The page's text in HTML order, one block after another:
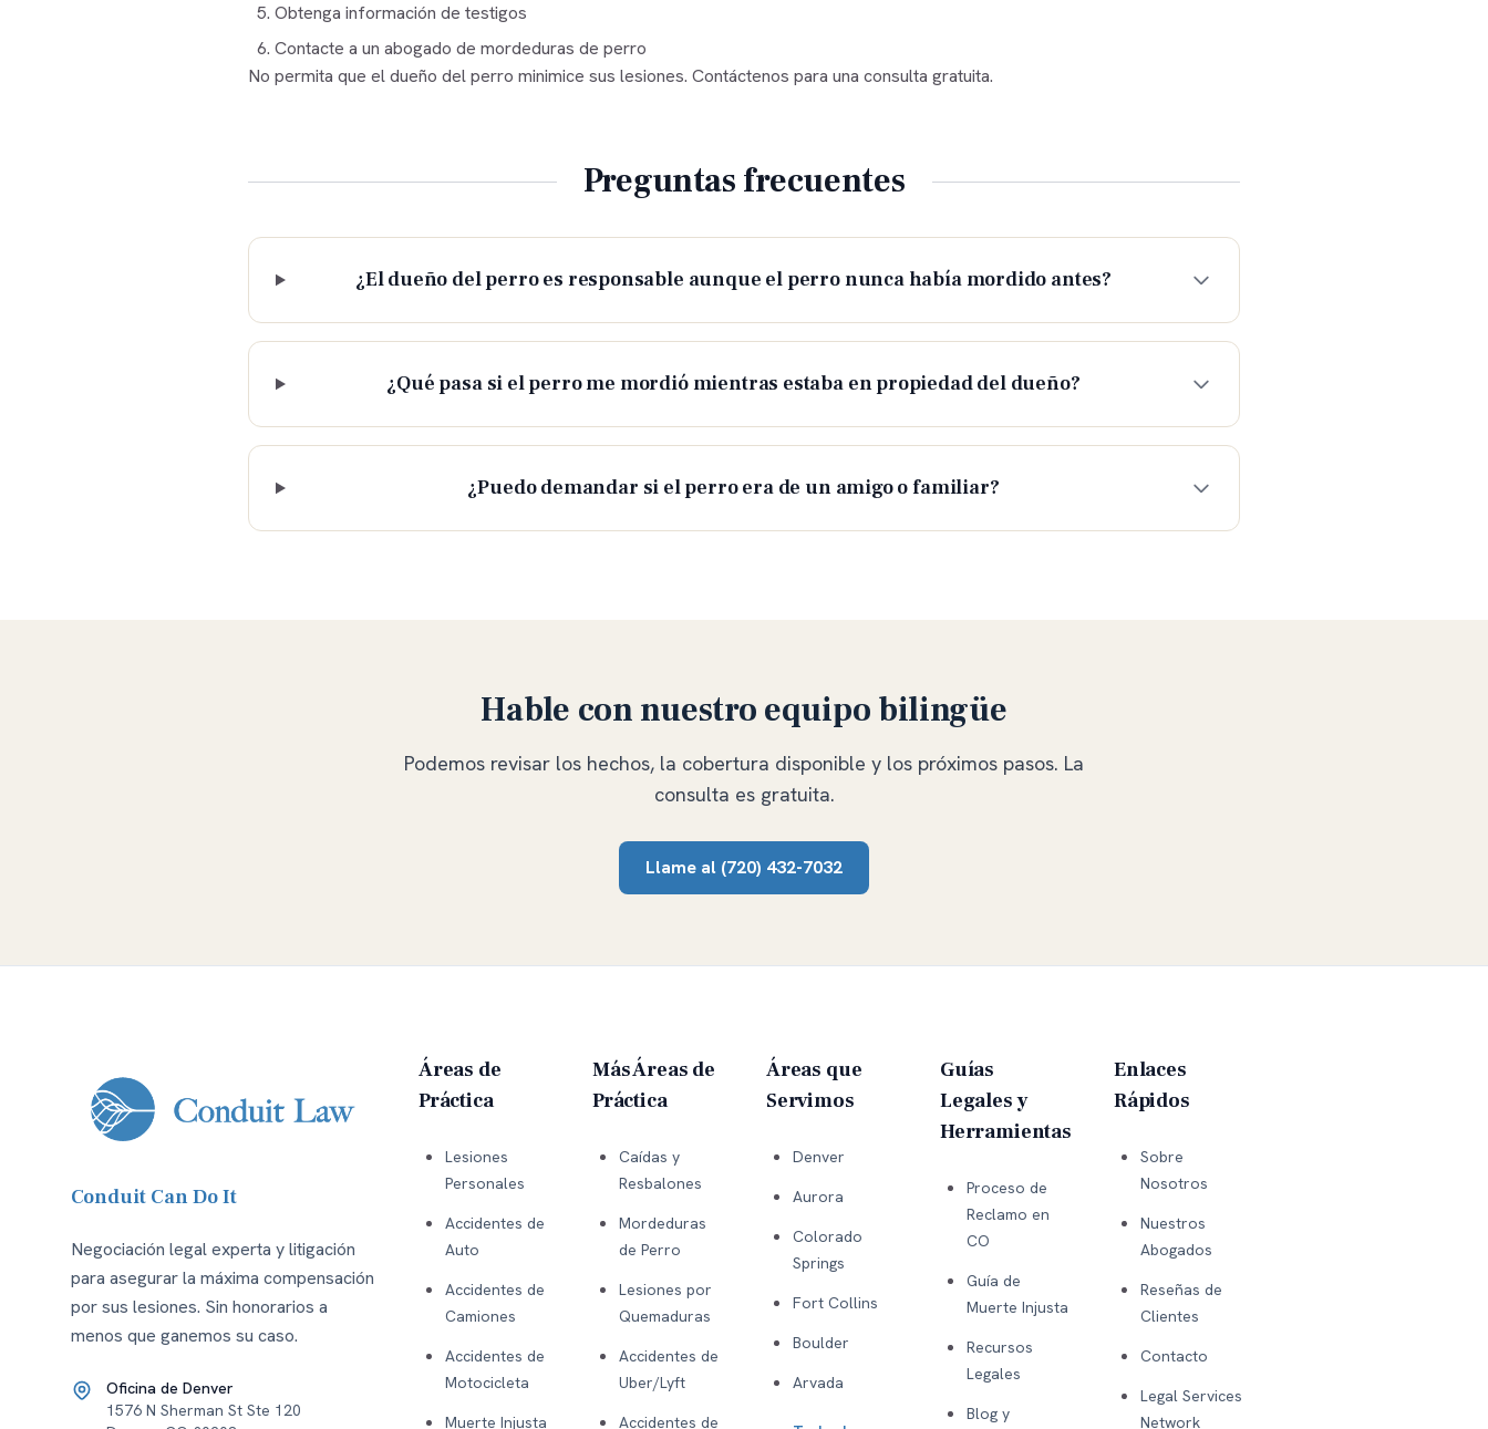
Obtenga información de testigos
Contacte a un abogado de mordeduras de perro
No permita que el dueño del perro minimice sus lesiones. Contáctenos para una consulta gratuita.
Preguntas frecuentes
¿El dueño del perro es responsable aunque el perro nunca había mordido antes?
¿Qué pasa si el perro me mordió mientras estaba en propiedad del dueño?
¿Puedo demandar si el perro era de un amigo o familiar?
Hable con nuestro equipo bilingüe
Podemos revisar los hechos, la cobertura disponible y los próximos pasos. La
consulta es gratuita.
Llame al (720) 432-7032
Conduit Can Do It
Negociación legal experta y litigación
para asegurar la máxima compensación
por sus lesiones. Sin honorarios a
menos que ganemos su caso.
Oficina de Denver
1576 N Sherman St Ste 120
Áreas de
Práctica
Lesiones
Personales
Accidentes de
Auto
Accidentes de
Camiones
Accidentes de
Motocicleta
Muerte Injusta
Más Áreas de
Práctica
Caídas y
Resbalones
Mordeduras
de Perro
Lesiones por
Quemaduras
Accidentes de
Uber/Lyft
Accidentes de
Áreas que
Servimos
Denver
Aurora
Colorado
Springs
Fort Collins
Boulder
Arvada
Guías
Legales y
Herramientas
Proceso de
Reclamo en
CO
Guía de
Muerte Injusta
Recursos
Legales
Blog y
Enlaces
Rápidos
Sobre
Nosotros
Nuestros
Abogados
Reseñas de
Clientes
Contacto
Legal Services
Network